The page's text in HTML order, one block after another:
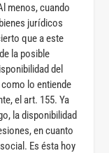
menos, cuando
jurídicos
que a este
la posible
del
como lo entiende
el art. 155. Ya
la disponibilidad
en cuanto
Es ésta hoy